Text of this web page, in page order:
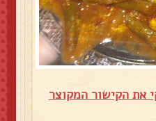
את הקישור המקוצר